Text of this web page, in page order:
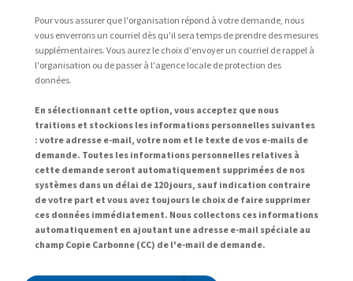
Pour vous assurer que l'organisation répond à votre demande, nous
vous enverrons un courriel dès qu'il sera temps de prendre des mesures
supplémentaires. Vous aurez le choix d'envoyer un courriel de rappel à
l'organisation ou de passer à l'agence locale de protection des
données.
En sélectionnant cette option, vous acceptez que nous
traitions et stockions les informations personnelles suivantes
: votre adresse e-mail, votre nom et le texte de vos e-mails de
demande. Toutes les informations personnelles relatives à
cette demande seront automatiquement supprimées de nos
systèmes dans un délai de 120 jours, sauf indication contraire
de votre part et vous avez toujours le choix de faire supprimer
ces données immédiatement. Nous collectons ces informations
automatiquement en ajoutant une adresse e-mail spéciale au
champ Copie Carbonne (CC) de l'e-mail de demande.